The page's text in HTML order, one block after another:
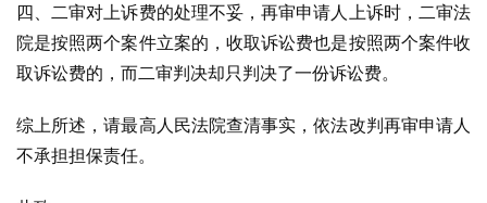
四、二审对上诉费的处理不妥，再审申请人上诉时，二审法
院是按照两个案件立案的，收取诉讼费也是按照两个案件收
取诉讼费的，而二审判决却只判决了一份诉讼费。
综上所述，请最高人民法院查清事实，依法改判再审申请人
不承担担保责任。